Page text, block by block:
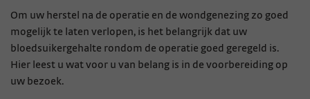
Om uw herstel na de operatie en de wondgenezing zo goed
mogelijk te laten verlopen, is het belangrijk dat uw
bloedsuikergehalte rondom de operatie goed geregeld is.
Hier leest u wat voor u van belang is in de voorbereiding op
uw bezoek.